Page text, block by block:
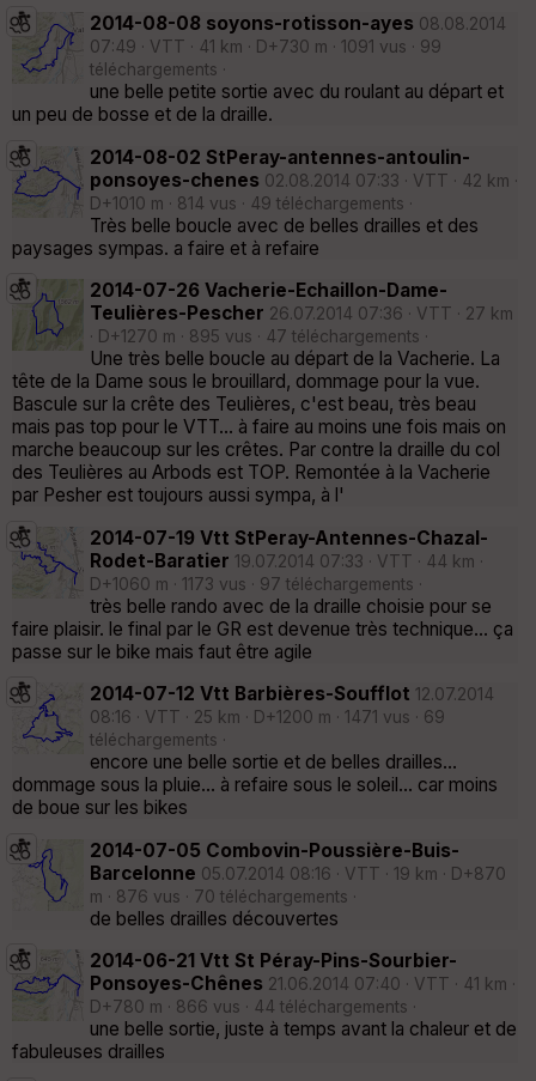
2014-08-08 soyons-rotisson-ayes 08.08.2014
07:49 · VTT · 41 km · D+730 m · 1091 vus · 99
téléchargements ·
une belle petite sortie avec du roulant au départ et
un peu de bosse et de la draille.
2014-08-02 StPeray-antennes-antoulin-
ponsoyes-chenes 02.08.2014 07:33 · VTT · 42 km ·
D+1010 m · 814 vus · 49 téléchargements ·
Très belle boucle avec de belles drailles et des
paysages sympas. a faire et à refaire
2014-07-26 Vacherie-Echaillon-Dame-
Teulières-Pescher 26.07.2014 07:36 · VTT · 27 km
· D+1270 m · 895 vus · 47 téléchargements ·
Une très belle boucle au départ de la Vacherie. La
tête de la Dame sous le brouillard, dommage pour la vue.
Bascule sur la crête des Teulières, c'est beau, très beau
mais pas top pour le VTT... à faire au moins une fois mais on
marche beaucoup sur les crêtes. Par contre la draille du col
des Teulières au Arbods est TOP. Remontée à la Vacherie
par Pesher est toujours aussi sympa, à l'
2014-07-19 Vtt StPeray-Antennes-Chazal-
Rodet-Baratier 19.07.2014 07:33 · VTT · 44 km ·
D+1060 m · 1173 vus · 97 téléchargements ·
très belle rando avec de la draille choisie pour se
faire plaisir. le final par le GR est devenue très technique... ça
passe sur le bike mais faut être agile
2014-07-12 Vtt Barbières-Soufflot 12.07.2014
08:16 · VTT · 25 km · D+1200 m · 1471 vus · 69
téléchargements ·
encore une belle sortie et de belles drailles...
dommage sous la pluie... à refaire sous le soleil... car moins
de boue sur les bikes
2014-07-05 Combovin-Poussière-Buis-
Barcelonne 05.07.2014 08:16 · VTT · 19 km · D+870
m · 876 vus · 70 téléchargements ·
de belles drailles découvertes
2014-06-21 Vtt St Péray-Pins-Sourbier-
Ponsoyes-Chênes 21.06.2014 07:40 · VTT · 41 km ·
D+780 m · 866 vus · 44 téléchargements ·
une belle sortie, juste à temps avant la chaleur et de
fabuleuses drailles